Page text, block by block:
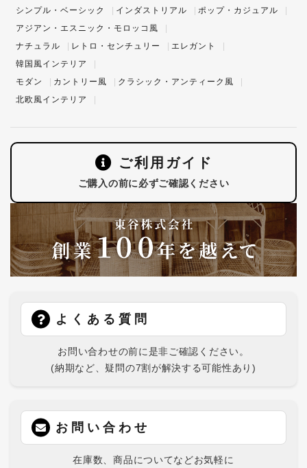
シンプル・ベーシック インダストリアル
ポップ・カジュアル
アジアン・エスニック・モロッコ風
ナチュラル
レトロ・センチュリー
エレガント
韓国風インテリア
モダン
カントリー風
クラシック・アンティーク風
北欧風インテリア
ご利用ガイド
ご購入の前に必ずご確認ください
よくある質問
お問い合わせの前に是非ご確認ください。
(納期など、疑問の7割が解決する可能性あり)
お問い合わせ
在庫数、商品についてなどお気軽に